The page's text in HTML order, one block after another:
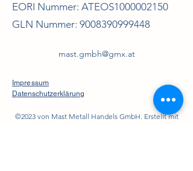
EORI Nummer: ATEOS1000002150
GLN Nummer: 9008390999448
mast.gmbh@gmx.at
Impressum
Datenschutzerklärung
©2023 von Mast Metall Handels GmbH. Erstellt mit